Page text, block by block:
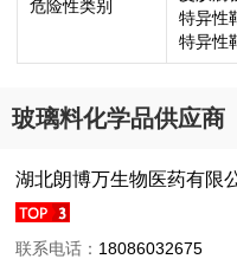
危险性类别
特异性
特异性
玻璃料化学品供应商
湖北朗博万生物医药有限
联系电话： 18086032675